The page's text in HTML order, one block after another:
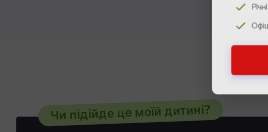
Чи підійде це моїй дитині?